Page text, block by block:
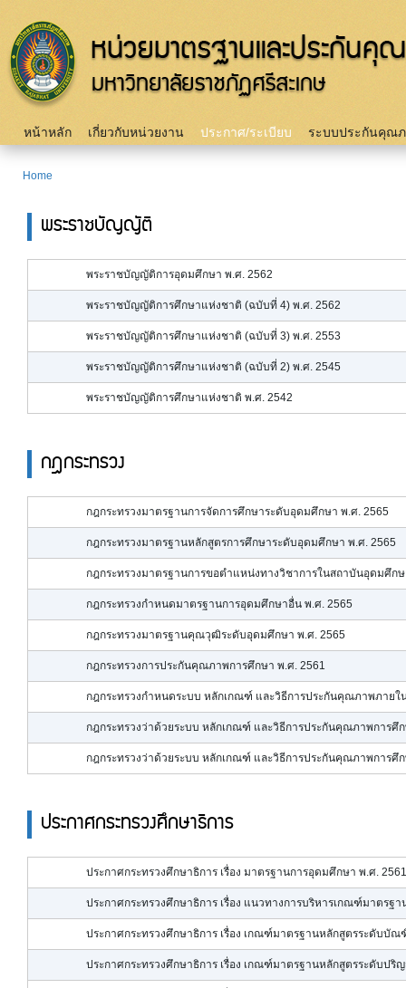
Main menu
หน้าหลัก เกี่ยวกับหน่วยงาน ประกาศ/ระเบียบ ระบบประกันคุณ
Home
พระราชบัญญัติ
พระราชบัญญัติการอุดมศึกษา พ.ศ. 2562
พระราชบัญญัติการศึกษาแห่งชาติ (ฉบับที่ 4) พ.ศ. 2562
พระราชบัญญัติการศึกษาแห่งชาติ (ฉบับที่ 3) พ.ศ. 2553
พระราชบัญญัติการศึกษาแห่งชาติ (ฉบับที่ 2) พ.ศ. 2545
พระราชบัญญัติการศึกษาแห่งชาติ พ.ศ. 2542
กฎกระทรวง
กฎกระทรวงมาตรฐานการจัดการศึกษาระดับอุดมศึกษา พ.ศ. 2565
กฎกระทรวงมาตรฐานหลักสูตรการศึกษาระดับอุดมศึกษา พ.ศ. 2565
กฎกระทรวงมาตรฐานการขอตำแหน่งทางวิชาการในสถาบันอุดมศึก
กฎกระทรวงกำหนดมาตรฐานการอุดมศึกษาอื่น พ.ศ. 2565
กฎกระทรวงมาตรฐานคุณวุฒิระดับอุดมศึกษา พ.ศ. 2565
กฎกระทรวงการประกันคุณภาพการศึกษา พ.ศ. 2561
กฎกระทรวงกำหนดระบบ หลักเกณฑ์ และวิธีการประกันคุณภาพภาย
กฎกระทรวงว่าด้วยระบบ หลักเกณฑ์ และวิธีการประกันคุณภาพการศึ
กฎกระทรวงว่าด้วยระบบ หลักเกณฑ์ และวิธีการประกันคุณภาพการ
ประกาศกระทรวงศึกษาธิการ
ประกาศกระทรวงศึกษาธิการ เรื่อง มาตรฐานการอุดมศึกษา พ.ศ. 2561
ประกาศกระทรวงศึกษาธิการ เรื่อง แนวทางการบริหารเกณฑ์มาตรฐ
ประกาศกระทรวงศึกษาธิการ เรื่อง เกณฑ์มาตรฐานหลักสูตรระดับบั
ประกาศกระทรวงศึกษาธิการ เรื่อง เกณฑ์มาตรฐานหลักสูตรระดับปริ